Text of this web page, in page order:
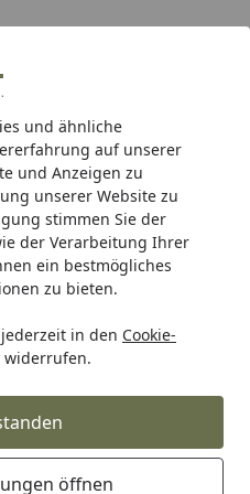
und ähnliche
auf unserer
und Anzeigen zu
unserer Website zu
stimmen Sie der
der Verarbeitung Ihrer
ein bestmögliches
zu bieten.
in den Cookie-
widerrufen.
öffnen
Hotline
& Pool-
bis 468,99€)
Click System